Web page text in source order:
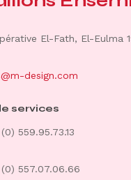
El-Fath, El-Eulma
design.com
services
559.95.73.13
557.07.06.66